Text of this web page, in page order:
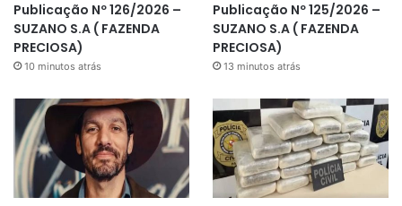
Publicação Nº 126/2026 –
SUZANO S.A ( FAZENDA
PRECIOSA)
10 minutos atrás
Publicação Nº 125/2026 –
SUZANO S.A ( FAZENDA
PRECIOSA)
13 minutos atrás